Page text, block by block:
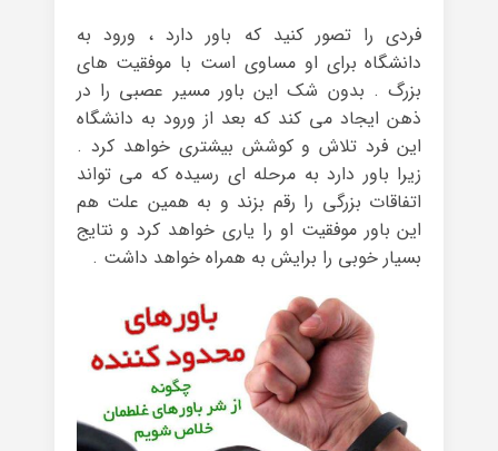
فردی را تصور کنید که باور دارد ، ورود به
دانشگاه برای او مساوی است با موفقیت های
بزرگ . بدون شک این باور مسیر عصبی را در
ذهن ایجاد می کند که بعد از ورود به دانشگاه
این فرد تلاش و کوشش بیشتری خواهد کرد .
زیرا باور دارد به مرحله ای رسیده که می تواند
اتفاقات بزرگی را رقم بزند و به همین علت هم
این باور موفقیت او را یاری خواهد کرد و نتایج
بسیار خوبی را برایش به همراه خواهد داشت .